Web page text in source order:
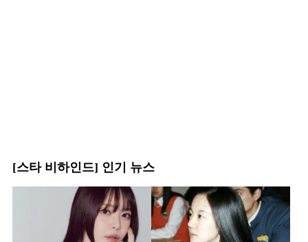
[스타 비하인드] 인기 뉴스